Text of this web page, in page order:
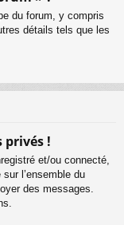
du forum, y compris
détails tels que les
privés !
et/ou connecté,
l’ensemble du
des messages.